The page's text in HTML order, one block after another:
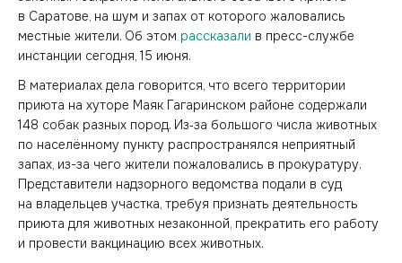
в Саратове, на шум и запах от которого жаловались
местные жители. Об этом рассказали в пресс-службе
инстанции сегодня, 15 июня.
В материалах дела говорится, что всего территории
приюта на хуторе Маяк Гагаринском районе содержали
148 собак разных пород. Из‑за большого числа животных
по населённому пункту распространялся неприятный
запах, из-за чего жители пожаловались в прокуратуру.
Представители надзорного ведомства подали в суд
на владельцев участка, требуя признать деятельность
приюта для животных незаконной, прекратить его работу
и провести вакцинацию всех животных.